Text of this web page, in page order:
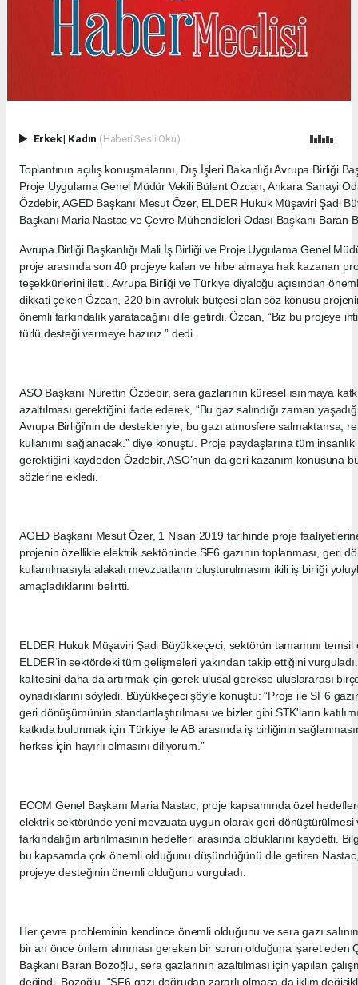
Erkek| Kadın (Haberi Sesli Oku)
Toplantının açılış konuşmalarını, Dış İşleri Bakanlığı Avrupa Birliği
Proje Uygulama Genel Müdür Vekili Bülent Özcan, Ankara Sanayi
Özdebir, AGED Başkanı Mesut Özer, ELDER Hukuk Müşaviri Şadi
Başkanı Maria Nastac ve Çevre Mühendisleri Odası Başkanı Baran
Avrupa Birliği Başkanlığı Mali İş Birliği ve Proje Uygulama Genel
proje arasında son 40 projeye kalan ve hibe almaya hak kazanan
teşekkürlerini iletti. Avrupa Birliği ve Türkiye diyaloğu açısından
dikkati çeken Özcan, 220 bin avroluk bütçesi olan söz konusu
önemli farkındalık yaratacağını dile getirdi. Özcan, “Biz bu projeye
türlü desteği vermeye hazırız.” dedi.
ASO Başkanı Nurettin Özdebir, sera gazlarının küresel ısınmaya katkı
azaltılması gerektiğini ifade ederek, “Bu gaz salındığı zaman
Avrupa Birliği’nin de destekleriyle, bu gazı atmosfere salmaktansa,
kullanımı sağlanacak.” diye konuştu. Proje paydaşlarına tüm
gerektiğini kaydeden Özdebir, ASO’nun da geri kazanım konusuna
sözlerine ekledi.
AGED Başkanı Mesut Özer, 1 Nisan 2019 tarihinde proje
projenin özellikle elektrik sektöründe SF6 gazının toplanması, geri
kullanılmasıyla alakalı mevzuatların oluşturulmasını ikili iş birliği
amaçladıklarını belirtti.
ELDER Hukuk Müşaviri Şadi Büyükkeçeci, sektörün tamamını
ELDER’in sektördeki tüm gelişmeleri yakından takip ettiğini
kalitesini daha da artırmak için gerek ulusal gerekse uluslararası
oynadıklarını söyledi. Büyükkeçeci şöyle konuştu: “Proje ile SF6
geri dönüşümünün standartlaştırılması ve bizler gibi STK'ların
katkıda bulunmak için Türkiye ile AB arasında iş birliğinin
herkes için hayırlı olmasını diliyorum.”
ECOM Genel Başkanı Maria Nastac, proje kapsamında özel
elektrik sektöründe yeni mevzuata uygun olarak geri dönüştürülmesi
farkındalığın artırılmasının hedefleri arasında olduklarını kaydetti.
bu kapsamda çok önemli olduğunu düşündüğünü dile getiren
projeye desteğinin önemli olduğunu vurguladı.
Her çevre probleminin kendince önemli olduğunu ve sera gazı
bir an önce önlem alınması gereken bir sorun olduğuna işaret eden
Başkanı Baran Bozoğlu, sera gazlarının azaltılması için yapılan
değindi. Bozoğlu, “SF6 gazı doğrudan zararlı olmasa da iklim